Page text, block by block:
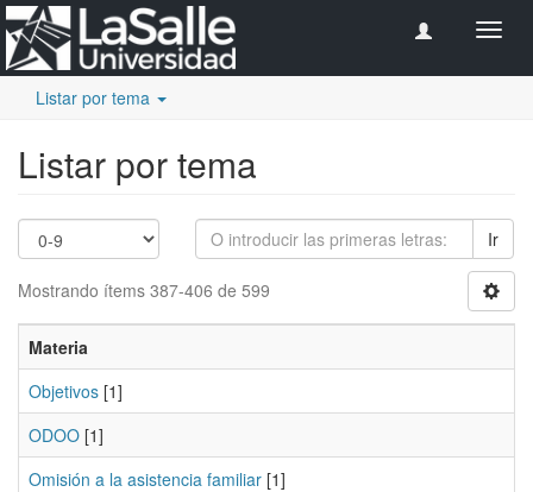
Listar por tema
Listar por tema
Ir
Mostrando ítems 387-406 de 599
Materia
Objetivos [1]
ODOO [1]
Omisión a la asistencia familiar [1]